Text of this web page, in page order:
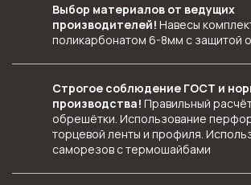
Выбор материалов от ведущих
производителей! Навесы
поликарбонатом 6-8мм с защитой
Строгое соблюдение ГОСТ и
производства! Правильный
обрешётки. Использование
торцевой ленты и профиля.
саморезов с термошайбами